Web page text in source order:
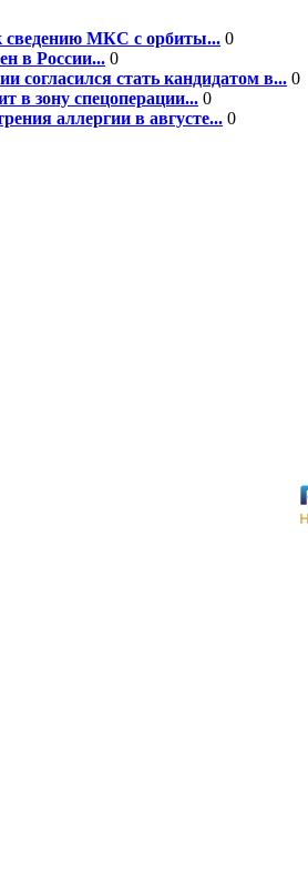
сведению МКС с орбиты... 0
в России... 0
согласился стать кандидатом в... 0
в зону спецоперации... 0
аллергии в августе... 0